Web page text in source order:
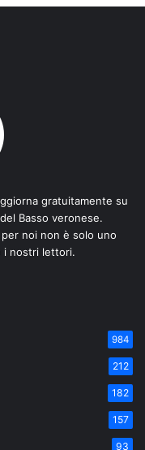
gratuitamente su
Basso veronese.
noi non è solo uno
i nostri lettori.
984
212
182
157
93